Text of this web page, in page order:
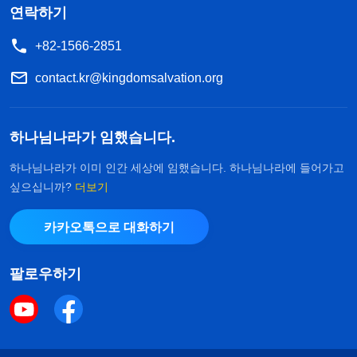
연락하기
+82-1566-2851
contact.kr@kingdomsalvation.org
하나님나라가 임했습니다.
하나님나라가 이미 인간 세상에 임했습니다. 하나님나라에 들어가고
싶으십니까? 더보기
카카오톡으로 대화하기
팔로우하기